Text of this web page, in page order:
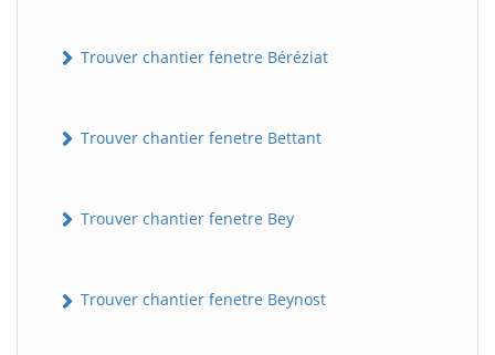
Trouver chantier fenetre Béréziat
Trouver chantier fenetre Bettant
Trouver chantier fenetre Bey
Trouver chantier fenetre Beynost